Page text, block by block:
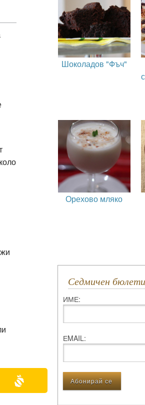
Шоколадов "Фъч"
Орехово мляко
Седмичен
ИМЕ:
ЕMAIL: